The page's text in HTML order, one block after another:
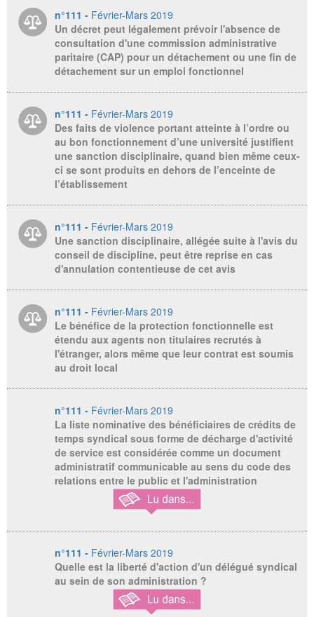
n°111 - Février-Mars 2019
Un décret peut légalement prévoir l'absence de
consultation d'une commission administrative
paritaire (CAP) pour un détachement ou une fin de
détachement sur un emploi fonctionnel
n°111 - Février-Mars 2019
Des faits de violence portant atteinte à l’ordre ou
au bon fonctionnement d’une université justifient
une sanction disciplinaire, quand bien même ceux-
ci se sont produits en dehors de l’enceinte de
l’établissement
n°111 - Février-Mars 2019
Une sanction disciplinaire, allégée suite à l'avis du
conseil de discipline, peut être reprise en cas
d'annulation contentieuse de cet avis
n°111 - Février-Mars 2019
Le bénéfice de la protection fonctionnelle est
étendu aux agents non titulaires recrutés à
l'étranger, alors même que leur contrat est soumis
au droit local
n°111 - Février-Mars 2019
La liste nominative des bénéficiaires de crédits de
temps syndical sous forme de décharge d'activité
de service est considérée comme un document
administratif communicable au sens du code des
relations entre le public et l'administration
n°111 - Février-Mars 2019
Quelle est la liberté d'action d'un délégué syndical
au sein de son administration ?